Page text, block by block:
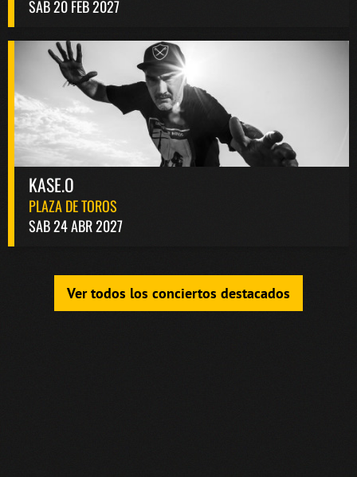
SAB 20 FEB 2027
KASE.O
PLAZA DE TOROS
SAB 24 ABR 2027
Ver todos los conciertos destacados